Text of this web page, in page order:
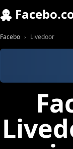
Facebo Livedoor